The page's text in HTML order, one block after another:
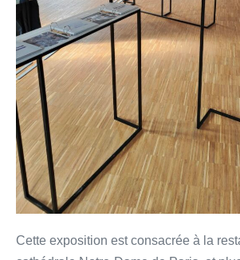
Cette exposition est consacrée à la